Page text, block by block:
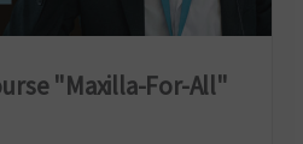
"Maxilla-For-All"